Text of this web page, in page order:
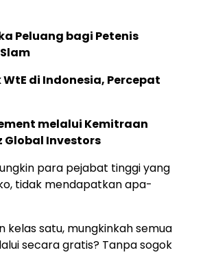
Peluang bagi Petenis
WtE di Indonesia, Percepat
melalui Kemitraan
Investors
para pejabat tinggi yang
tidak mendapatkan apa-
satu, mungkinkah semua
secara gratis? Tanpa sogok